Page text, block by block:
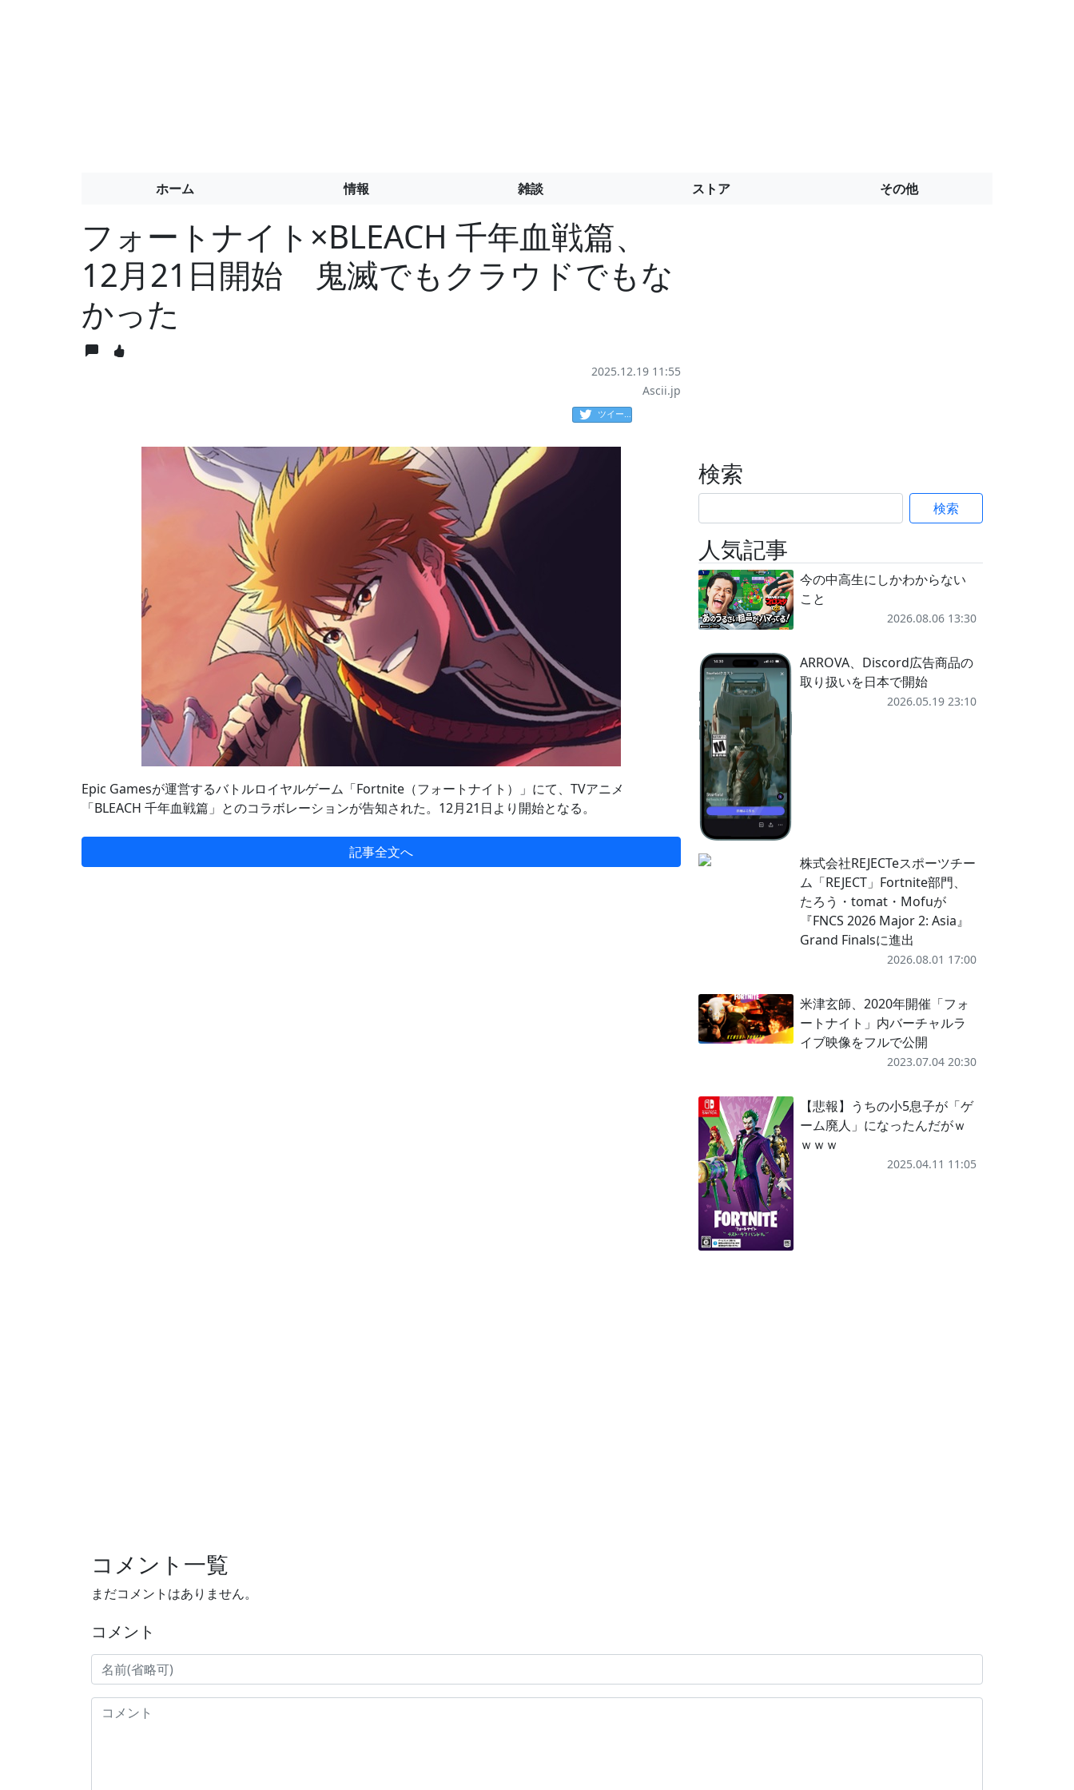
ホーム 情報 雑談 ストア その他
フォートナイト×BLEACH 千年血戦篇、
12月21日開始 鬼滅でもクラウドでもな
かった
2025.12.19 11:55
Ascii.jp
ツイート
Epic Gamesが運営するバトルロイヤルゲーム「Fortnite（フォートナイト）」にて、TVアニメ
「BLEACH 千年血戦篇」とのコラボレーションが告知された。12月21日より開始となる。
記事全文へ
検索
検索
人気記事
今の中高生にしかわからない
こと
2026.08.06 13:30
ARROVA、Discord広告商品の
取り扱いを日本で開始
2026.05.19 23:10
株式会社REJECTeスポーツチー
ム「REJECT」Fortnite部門、
たろう・tomat・Mofuが
『FNCS 2026 Major 2: Asia』
Grand Finalsに進出
2026.08.01 17:00
米津玄師、2020年開催「フォ
ートナイト」内バーチャルラ
イブ映像をフルで公開
2023.07.04 20:30
【悲報】うちの小5息子が「ゲ
ーム廃人」になったんだがｗ
ｗｗｗ
2025.04.11 11:05
コメント一覧
まだコメントはありません。
コメント